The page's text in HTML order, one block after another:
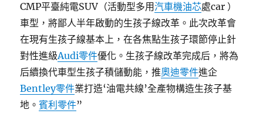
CMP平臺純電SUV（活動型多用汽車機油芯處car ）
車型，將鄙人半年啟動的生孩子線改革。此次改革會
在現有生孩子線基本上，在各焦點生孩子環節停止針
對性進級Audi零件優化。生孩子線改革完成后，將為
后續換代車型生孩子積儲動能，推奧迪零件進企
Bentley零件業打造‘油電共線’全產物構造生孩子基
地。賓利零件”